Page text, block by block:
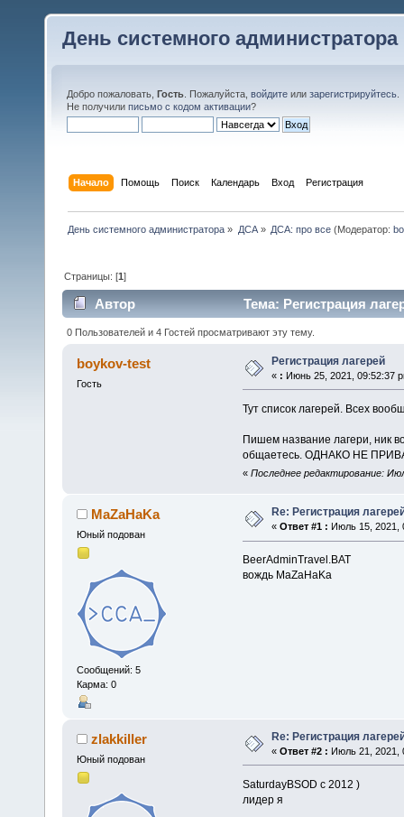
День системного администратора
Добро пожаловать, Гость . Пожалуйста, войдите или зарегистрируйтесь
Не получили письмо с кодом активации?
Начало Помощь Поиск Календарь Вход Регистрация
День системного администратора » ДСА» ДСА: про все(Модератор:
Страницы: [1]
Автор Тема: Регистрация
0 Пользователей и 4 Гостей просматривают эту тему.
boykov-test
Гость
Регистрация лагерей
« : Июнь 25, 2021, 09:52:37
Тут список лагерей. Всех
Пишем название лагери, ник
общаетесь. ОДНАКО НЕ
« Последнее редактирование:
MaZaHaKa
Юный подован
Сообщений: 5
Карма: 0
Re: Регистрация
« Ответ #1 : Июль 15, 2021,
BeerAdminTravel.BAT
вождь MaZaHaKa
zlakkiller
Юный подован
Re: Регистрация
« Ответ #2 : Июль 21, 2021,
SaturdayBSOD с 2012 )
лидер я